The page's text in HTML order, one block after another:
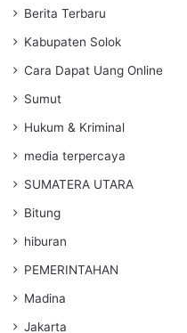
Berita Terbaru
Kabupaten Solok
Cara Dapat Uang Online
Sumut
Hukum & Kriminal
media terpercaya
SUMATERA UTARA
Bitung
hiburan
PEMERINTAHAN
Madina
Jakarta